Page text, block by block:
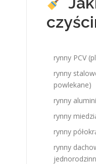
rynny PCV
rynny
powlekane)
rynny
rynny
rynny
rynny